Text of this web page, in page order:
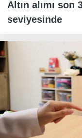
Altın alımı son
seviyesinde